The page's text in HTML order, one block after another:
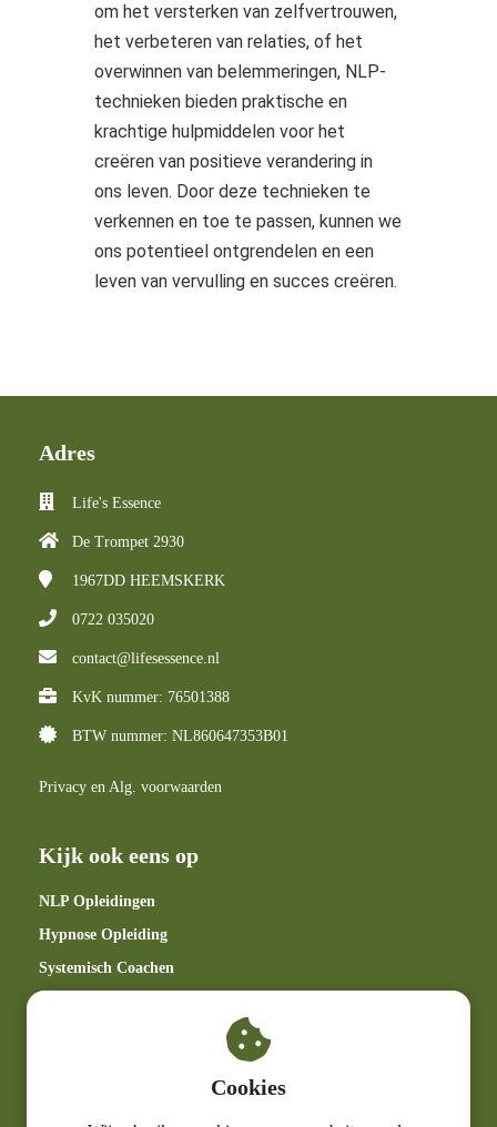
om het versterken van zelfvertrouwen,
het verbeteren van relaties, of het
overwinnen van belemmeringen, NLP-
technieken bieden praktische en
krachtige hulpmiddelen voor het
creëren van positieve verandering in
ons leven. Door deze technieken te
verkennen en toe te passen, kunnen we
ons potentieel ontgrendelen en een
leven van vervulling en succes creëren.
Adres
Life's Essence
De Trompet 2930
1967DD HEEMSKERK
0722 035020
contact@lifesessence.nl
KvK nummer: 76501388
BTW nummer: NL860647353B01
Privacy en Alg. voorwaarden
Kijk ook eens op
NLP Opleidingen
Hypnose Opleiding
Systemisch Coachen
Cookies